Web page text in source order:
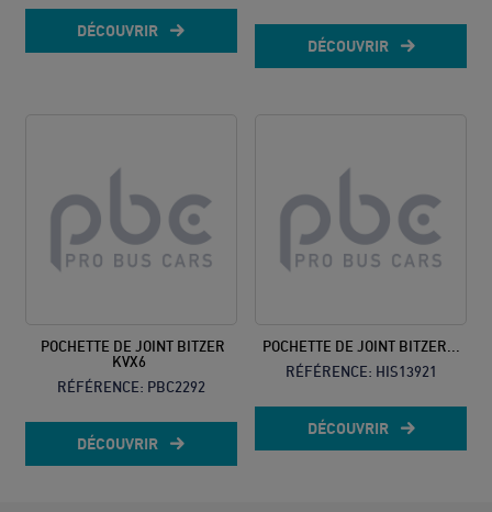
DÉCOUVRIR
DÉCOUVRIR
POCHETTE DE JOINT BITZER
KVX6
RÉFÉRENCE: PBC2292
DÉCOUVRIR
POCHETTE DE JOINT BITZER...
RÉFÉRENCE: HIS13921
DÉCOUVRIR